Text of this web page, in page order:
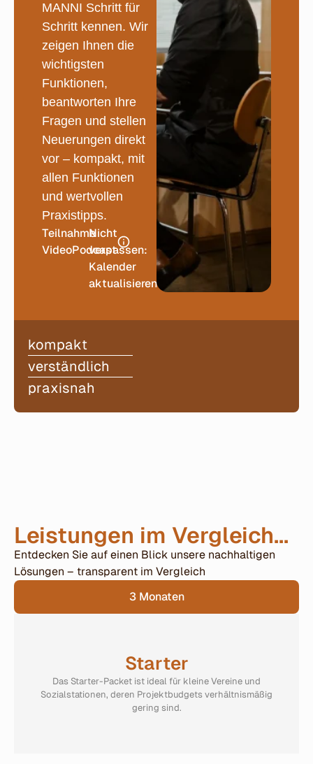
MANNI Schritt für
Schritt kennen. Wir
zeigen Ihnen die
wichtigsten
Funktionen,
beantworten Ihre
Fragen und stellen
Neuerungen direkt
vor – kompakt, mit
allen Funktionen
und wertvollen
Praxistipps.
Teilnahme
VideoPodcast
Nicht
verpassen:
Kalender
aktualisieren
kompakt
verständlich
praxisnah
Leistungen im Vergleich...
Entdecken Sie auf einen Blick unsere nachhaltigen
Lösungen – transparent im Vergleich
3 Monaten
Starter
Das Starter-Packet ist ideal für kleine Vereine und
Sozialstationen, deren Projektbudgets verhältnismäßig
gering sind.